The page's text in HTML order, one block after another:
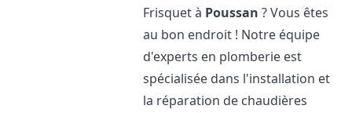
Frisquet à Poussan ? Vous êtes
au bon endroit ! Notre équipe
d'experts en plomberie est
spécialisée dans l'installation et
la réparation de chaudières